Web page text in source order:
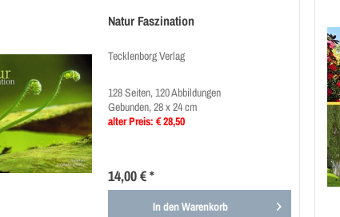
Natur Faszination
Tecklenborg Verlag
128 Seiten, 120 Abbildungen
Gebunden, 28 x 24 cm
alter Preis: € 28,50
14,00 € *
In denWarenkorb